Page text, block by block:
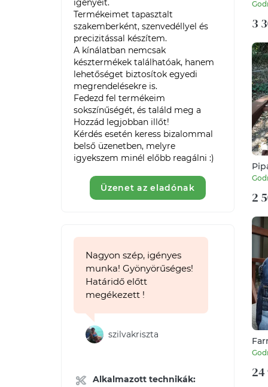
igényeit.
Termékeimet tapasztalt
szakemberként, szenvedéllyel és
precizitással készítem.
A kínálatban nemcsak
késztermékek találhatóak, hanem
lehetőséget biztosítok egyedi
megrendelésekre is.
Fedezd fel termékeim
sokszínűségét, és találd meg a
Hozzád legjobban illőt!
Kérdés esetén keress bizalommal
belső üzenetben, melyre
igyekszem minél előbb reagálni :)
Üzenet az eladónak
Nagyon szép, igényes
munka! Gyönyörűséges!
Határidő előtt
megékezett !
szilvakriszta
Alkalmazott technikák:
3
2
24